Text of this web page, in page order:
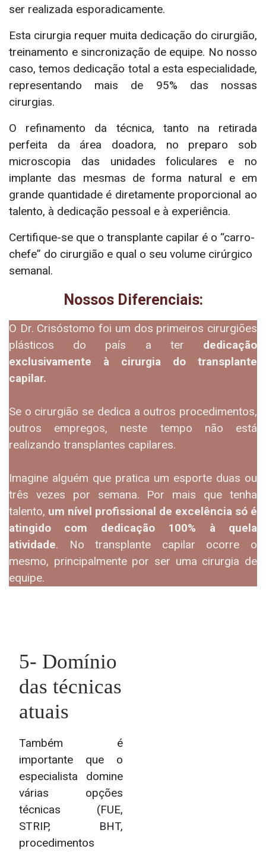
ser realizada esporadicamente.
Esta cirurgia requer muita dedicação do cirurgião,
treinamento e sincronização de equipe. No nosso
caso, temos dedicação total a esta especialidade,
representando mais de 95% das nossas
cirurgias.
O refinamento da técnica, tanto na retirada
perfeita da área doadora, no preparo sob
microscopia das unidades foliculares e no
implante das mesmas de forma natural e em
grande quantidade é diretamente proporcional ao
talento, à dedicação pessoal e à experiência.
Certifique-se que o transplante capilar é o “carro-
chefe” do cirurgião e qual o seu volume cirúrgico
semanal.
Nossos Diferenciais:
O Dr. Crisóstomo foi um dos primeiros cirurgiões
plásticos do país a ter dedicação
exclusivamente à cirurgia do transplante
capilar.
Se o cirurgião se dedica a outros procedimentos,
outros empregos, neste tempo não está
realizando transplantes capilares.
Imagine alguém que pratica um esporte duas ou
três vezes por semana. Por mais que tenha
talento, um nível profissional de excelência só é
atingido com dedicação 100% à quela
atividade. No transplante capilar ocorre o
mesmo, principalmente por ser uma cirurgia de
equipe.
5- Domínio
das técnicas
atuais
Também é
importante que o
especialista domine
várias opções
técnicas (FUE,
STRIP, BHT,
procedimentos